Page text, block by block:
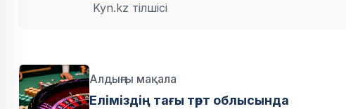
Kyn.kz тілшісі
Алдыңғы мақала
Еліміздің тағы төрт облысында